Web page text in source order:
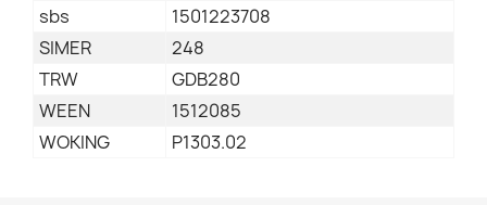
sbs
1501223708
SIMER
248
TRW
GDB280
WEEN
1512085
WOKING
P1303.02